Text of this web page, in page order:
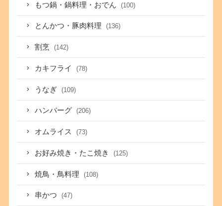
もつ鍋・鍋料理・おでん (100)
とんかつ・豚肉料理 (136)
割烹 (142)
カキフライ (78)
うなぎ (109)
ハンバーグ (206)
オムライス (73)
お好み焼き・たこ焼き (125)
焼鳥・鳥料理 (108)
串かつ (47)